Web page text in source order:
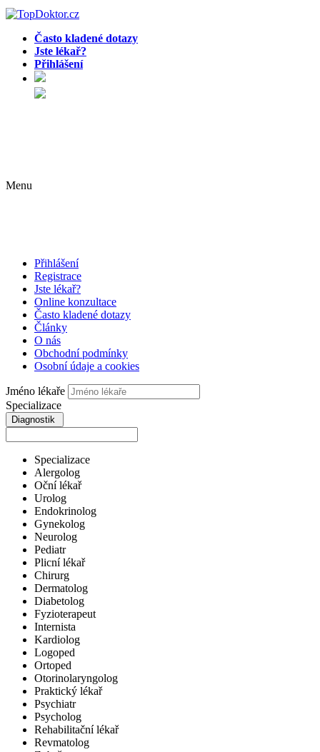
Často kladené dotazy
Jste lékař?
Přihlášení
Menu
Přihlášení
Registrace
Jste lékař?
Online konzultace
Často kladené dotazy
Články
O nás
Obchodní podmínky
Osobní údaje a cookies
Jméno lékaře
Specializace
Diagnostik
Specializace
Alergolog
Oční lékař
Urolog
Endokrinolog
Gynekolog
Neurolog
Pediatr
Plicní lékař
Chirurg
Dermatolog
Diabetolog
Fyzioterapeut
Internista
Kardiolog
Logoped
Ortoped
Otorinolaryngolog
Praktický lékař
Psychiatr
Psycholog
Rehabilitační lékař
Revmatolog